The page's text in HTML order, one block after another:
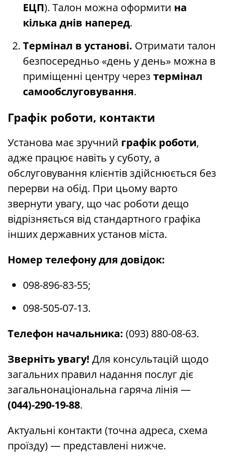
ЕЦП). Талон можна оформити на
кілька днів наперед.
Термінал в установі. Отримати талон
безпосередньо «день у день» можна в
приміщенні центру через термінал
самообслуговування.
Графік роботи, контакти
Установа має зручний графік роботи,
адже працює навіть у суботу, а
обслуговування клієнтів здійснюється без
перерви на обід. При цьому варто
звернути увагу, що час роботи дещо
відрізняється від стандартного графіка
інших державних установ міста.
Номер телефону для довідок:
098-896-83-55;
098-505-07-13.
Телефон начальника: (093) 880-08-63.
Зверніть увагу! Для консультацій щодо
загальних правил надання послуг діє
загальнонаціональна гаряча лінія —
(044)-290-19-88.
Актуальні контакти (точна адреса, схема
проїзду) — представлені нижче.